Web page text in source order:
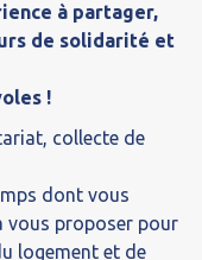
à partager,
de solidarité et
!
collecte de
dont vous
vous proposer pour
logement et de